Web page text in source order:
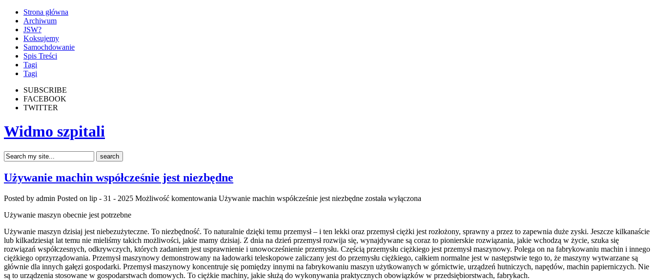
Strona główna
Archiwum
JSW?
Koksujemy
Samochdowanie
Spis Treści
Tagi
Tagi
SUBSCRIBE
FACEBOOK
TWITTER
Widmo szpitali
Używanie machin współcześnie jest niezbędne
Posted by admin Posted on lip - 31 - 2025 Możliwość komentowania Używanie machin współcześnie jest niezbędne została wyłączona
Używanie maszyn obecnie jest potrzebne
Używanie maszyn dzisiaj jest niebezużyteczne. To niezbędność. To naturalnie dzięki temu przemysł – i ten lekki oraz przemysł ciężki jest rozłożony, sprawny a przez to zapewnia duże zyski. Jeszcze kilkanaście
lub kilkadziesiąt lat temu nie mieliśmy takich możliwości, jakie mamy dzisiaj. Z dnia na dzień przemysł rozwija się, wynajdywane są coraz to pionierskie rozwiązania, jakie wchodzą w życie, szuka się
rozwiązań współczesnych, odkrywczych, których zadaniem jest usprawnienie i unowocześnienie przemysłu. Częścią przemysłu ciężkiego jest przemysł maszynowy. Polega on na fabrykowaniu machin i innego
ciężkiego oprzyrządowania. Przemysł maszynowy demonstrowany na ładowarki teleskopowe zaliczany jest do przemysłu ciężkiego, całkiem normalne jest w następstwie tego to, że maszyny wytwarzane są
głównie dla innych gałęzi gospodarki. Przemysł maszynowy koncentruje się pomiędzy innymi na fabrykowaniu maszyn użytkowanych w górnictwie, urządzeń hutniczych, napędów, machin papierniczych. Nie
są to urządzenia stosowane w gospodarstwach domowych. To ciężkie machiny, jakie służą do wykonywania praktycznych obowiązków w przedsiębiorstwach, fabrykach.